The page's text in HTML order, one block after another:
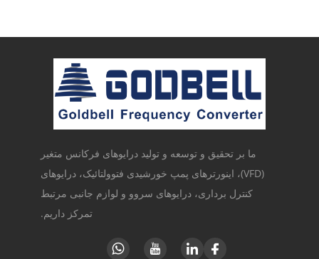
ما بر تحقیق و توسعه و تولید درایوهای فرکانس متغیر
(VFD)، اینورترهای پمپ خورشیدی فتوولتائیک، درایوهای
کنترل برداری، درایوهای سروو و لوازم جانبی مرتبط
تمرکز داریم.